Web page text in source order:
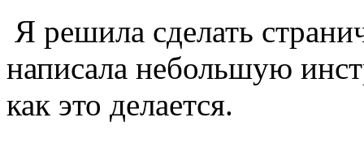
Я решила сделать
написала небольшую
как это делается.